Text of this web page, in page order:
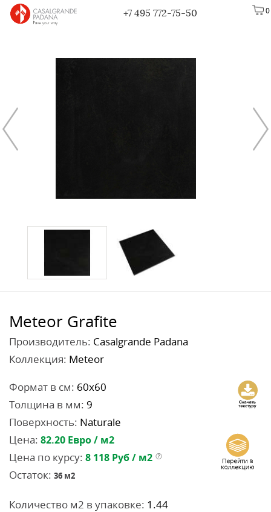
0
+7 495 772-75-50
Meteor Grafite
Производитель: Casalgrande Padana
Коллекция: Meteor
Формат в см: 60x60
Толщина в мм: 9
Поверхность: Naturale
Цена: 82.20 Евро / м2
Цена по курсу: 8 118 Руб / м2
Остаток: 36 м2
Количество м2 в упаковке: 1.44